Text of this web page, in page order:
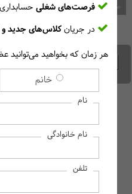
انواع بازار
صفحه اصلی وبلاگ
فرصت‌های شغلی
در جریانکلاس‌های جدید و
هر زمان که بخواهید می‌توانید
خانم
نام
نام خانوادگی
تلفن